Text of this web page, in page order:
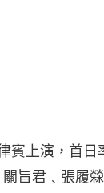
賓上演，首
旨君﹑張履